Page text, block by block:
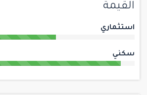
القيمة
استثماري
سكني